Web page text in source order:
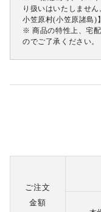
り扱いはいたしませ
小笠原村(小笠原諸島)
※ 商品の特性上、宅
のでご了承ください。
ご注文
金額